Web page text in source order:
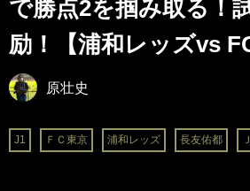
で勝点2を掴み取る！
励！【浦和レッズvs
原壮史
J1 ＦＣ東京 浦和レッズ 長友佑都